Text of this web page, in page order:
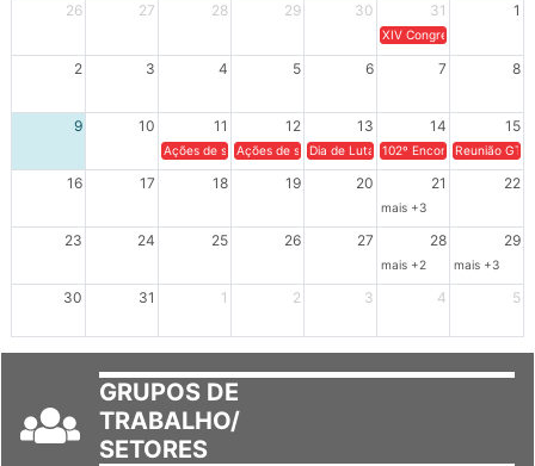
26
27 28 29 30 31 1
XIV Congresso Brasileiro
2 3 4 5 6 7 8
9 10 11 12 13 14 15
Ações de solidariedade a Cuba no Rio Grande do Sul - 100
Ações de solidariedade a Cuba no Rio Grande do
Dia de Luta em Defesa de Cuba e da
102º Encontro da
Reunião
16 17 18 19 20 21 22
mais +3
23 24 25 26 27 28 29
mais +2 mais +3
30 31 1 2 3 4 5
GRUPOS DE
TRABALHO/
SETORES